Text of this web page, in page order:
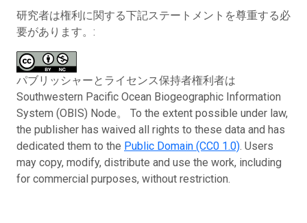
研究者は権利に関する下記ステートメントを尊重する必
要があります。:
パブリッシャーとライセンス保持者権利者は
Southwestern Pacific Ocean Biogeographic Information
System (OBIS) Node。 To the extent possible under law,
the publisher has waived all rights to these data and has
dedicated them to the Public Domain (CC0 1.0). Users
may copy, modify, distribute and use the work, including
for commercial purposes, without restriction.